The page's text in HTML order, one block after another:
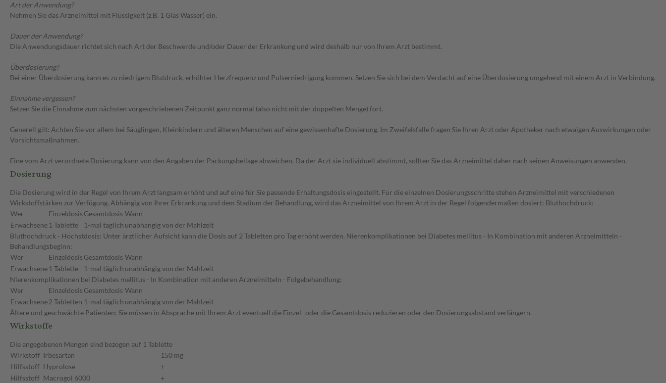
Art der Anwendung?
Nehmen Sie das Arzneimittel mit Flüssigkeit (z.B. 1 Glas Wasser) ein.
Dauer der Anwendung?
Die Anwendungsdauer richtet sich nach Art der Beschwerde und/oder Dauer der Erkrankung und wird deshalb nur von Ihrem Arzt bestimmt.
Überdosierung?
Bei einer Überdosierung kann es zu niedrigem Blutdruck, erhöhter Herzfrequenz und Pulserniedrigung kommen. Setzen Sie sich bei dem Verdacht auf eine Überdosierung umgehend mit einem Arzt in Verbindung.
Einnahme vergessen?
Setzen Sie die Einnahme zum nächsten vorgeschriebenen Zeitpunkt ganz normal (also nicht mit der doppelten Menge) fort.
Generell gilt: Achten Sie vor allem bei Säuglingen, Kleinkindern und älteren Menschen auf eine gewissenhafte Dosierung. Im Zweifelsfalle fragen Sie Ihren Arzt oder Apotheker nach etwaigen Auswirkungen oder
Vorsichtsmaßnahmen.
Eine vom Arzt verordnete Dosierung kann von den Angaben der Packungsbeilage abweichen. Da der Arzt sie individuell abstimmt, sollten Sie das Arzneimittel daher nach seinen Anweisungen anwenden.
Dosierung
Die Dosierung wird in der Regel von Ihrem Arzt langsam erhöht und auf eine für Sie passende Erhaltungsdosis eingestellt. Für die einzelnen Dosierungsschritte stehen Arzneimittel mit verschiedenen
Wirkstoffstärken zur Verfügung. Abhängig von Ihrer Erkrankung und dem Stadium der Behandlung, wird das Arzneimittel von Ihrem Arzt in der Regel folgendermaßen dosiert: Bluthochdruck:
Wer
Einzeldosis Gesamtdosis Wann
Erwachsene 1 Tablette 1-mal täglich unabhängig von der Mahlzeit
Bluthochdruck - Höchstdosis: Unter ärztlicher Aufsicht kann die Dosis auf 2 Tabletten pro Tag erhöht werden. Nierenkomplikationen bei Diabetes mellitus - In Kombination mit anderen Arzneimitteln -
Behandlungsbeginn:
Wer
Einzeldosis Gesamtdosis Wann
Erwachsene 1 Tablette 1-mal täglich unabhängig von der Mahlzeit
Nierenkomplikationen bei Diabetes mellitus - In Kombination mit anderen Arzneimitteln - Folgebehandlung:
Wer
Einzeldosis Gesamtdosis Wann
Erwachsene2 Tabletten 1-mal täglich unabhängig von der Mahlzeit
Ältere und geschwächte Patienten: Sie müssen in Absprache mit Ihrem Arzt eventuell die Einzel- oder die Gesamtdosis reduzieren oder den Dosierungsabstand verlängern.
Wirkstoffe
Die angegebenen Mengen sind bezogen auf 1 Tablette
Wirkstoff Irbesartan
150 mg
Hilfsstoff Hyprolose
+
Hilfsstoff Macrogol 6000
+